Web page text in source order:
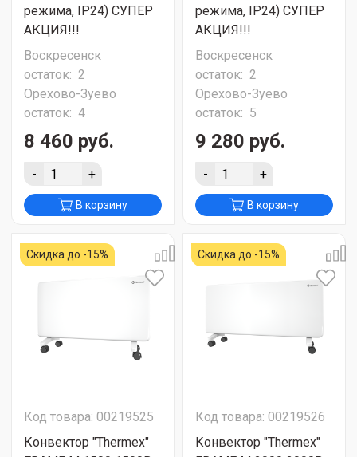
режима, IP24) СУПЕР
АКЦИЯ!!!
Воскресенск
остаток: 2
Орехово-Зуево
остаток: 4
8 460 руб.
- +
В корзину
режима, IP24) СУПЕР
АКЦИЯ!!!
Воскресенск
остаток: 2
Орехово-Зуево
остаток: 5
9 280 руб.
- +
В корзину
Скидка до -15%
Код товара: 00219525
Конвектор "Thermex"
Скидка до -15%
Код товара: 00219526
Конвектор "Thermex"